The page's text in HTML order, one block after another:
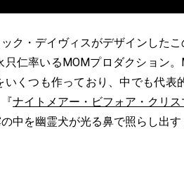
ク・デイヴィスがデザインした
仁率いるMOMプロダクション
くつも作っており、中でも代表
ナイトメアー・ビフォア・クリス
中を幽霊犬が光る鼻で照らし出す